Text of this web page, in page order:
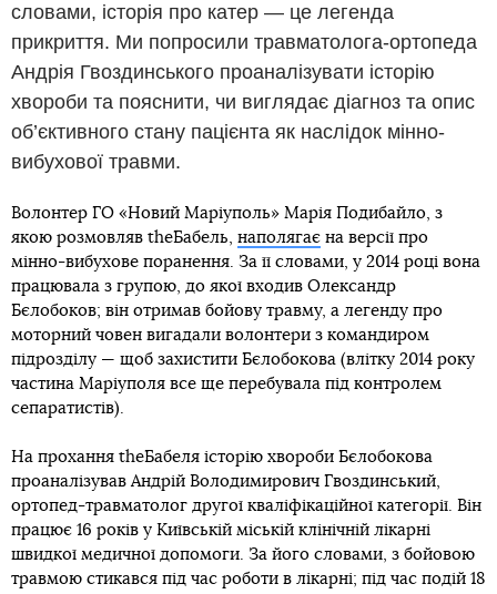
словами, історія про катер — це легенда
прикриття. Ми попросили травматолога-ортопеда
Андрія Гвоздинського проаналізувати історію
хвороби та пояснити, чи виглядає діагноз та опис
об’єктивного стану пацієнта як наслідок мінно-
вибухової травми.
Волонтер ГО «Новий Маріуполь» Марія Подибайло, з
якою розмовляв theБабель, наполягає на версії про
мінно-вибухове поранення. За її словами, у 2014 році вона
працювала з групою, до якої входив Олександр
Бєлобоков; він отримав бойову травму, а легенду про
моторний човен вигадали волонтери з командиром
підрозділу — щоб захистити Бєлобокова (влітку 2014 року
частина Маріуполя все ще перебувала під контролем
сепаратистів).
На прохання theБабеля історію хвороби Бєлобокова
проаналізував Андрій Володимирович Гвоздинський,
ортопед-травматолог другої кваліфікаційної категорії. Він
працює 16 років у Київській міській клінічній лікарні
швидкої медичної допомоги. За його словами, з бойовою
травмою стикався під час роботи в лікарні; під час подій 18